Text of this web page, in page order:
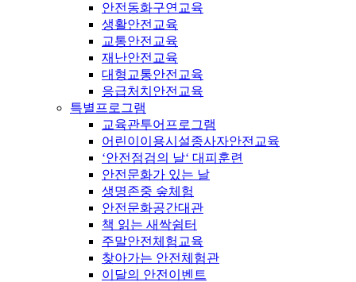
안전동화구연교육
생활안전교육
교통안전교육
재난안전교육
대형교통안전교육
응급처치안전교육
특별프로그램
교육관투어프로그램
어린이이용시설종사자안전교육
‘안전점검의 날‘ 대피훈련
안전문화가 있는 날
생명존중 숲체험
안전문화공간대관
책 읽는 새싹쉼터
주말안전체험교육
찾아가는 안전체험관
이달의 안전이벤트